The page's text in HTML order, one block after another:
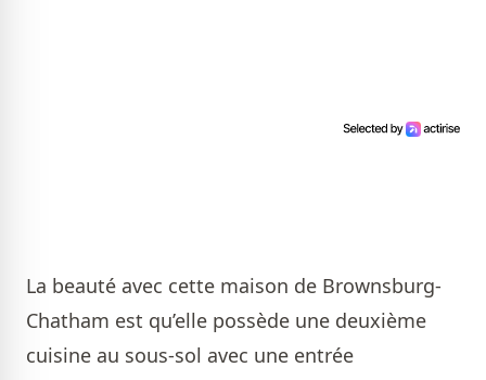
La beauté avec cette maison de Brownsburg-
Chatham est qu’elle possède une deuxième
cuisine au sous-sol avec une entrée